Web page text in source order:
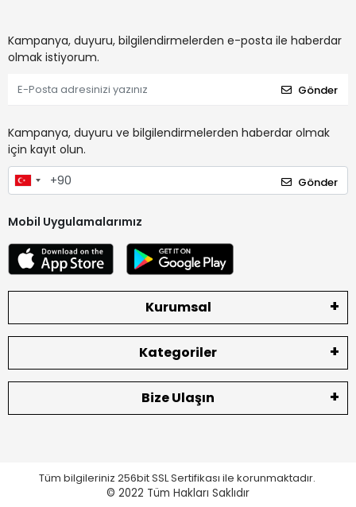
Kampanya, duyuru, bilgilendirmelerden e-posta ile haberdar
olmak istiyorum.
Gönder
Kampanya, duyuru ve bilgilendirmelerden haberdar olmak
için kayıt olun.
Gönder
Mobil Uygulamalarımız
Kurumsal
Kategoriler
Bize Ulaşın
Tüm bilgileriniz 256bit SSL Sertifikası ile korunmaktadır.
© 2022 Tüm Hakları Saklıdır